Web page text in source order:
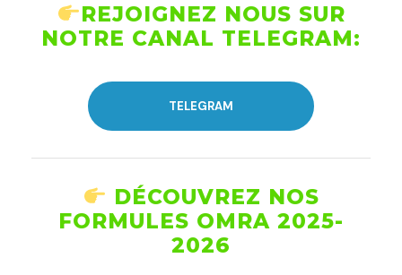
REJOIGNEZ NOUS SUR
NOTRE CANAL TELEGRAM:
TELEGRAM
DÉCOUVREZ NOS
FORMULES OMRA 2025-
2026